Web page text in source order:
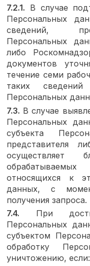
7.2.1. В случае
Персональных
сведений,
Персональных
либо
документов
течение семи
таких
Персональных
7.3. В случае
Персональных
субъекта
представителя
осуществляет
относящихся к
данных, с
получения запроса.
7.4. При
Персональных
субъектом
обработку
уничтожению, если: